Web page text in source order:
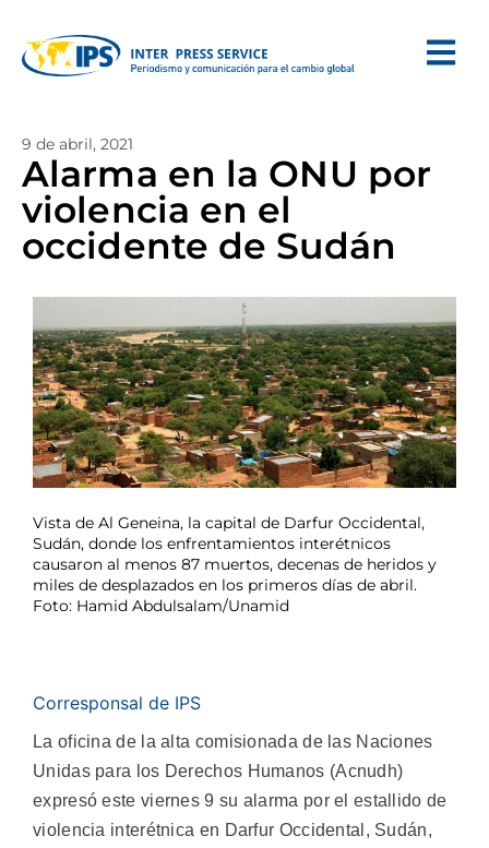
9 de abril, 2021
Alarma en la ONU por
violencia en el
occidente de Sudán
Vista de Al Geneina, la capital de Darfur Occidental,
Sudán, donde los enfrentamientos interétnicos
causaron al menos 87 muertos, decenas de heridos y
miles de desplazados en los primeros días de abril.
Foto: Hamid Abdulsalam/Unamid
Corresponsal de IPS
La oficina de la alta comisionada de las Naciones
Unidas para los Derechos Humanos (Acnudh)
expresó este viernes 9 su alarma por el estallido de
violencia interétnica en Darfur Occidental, Sudán,